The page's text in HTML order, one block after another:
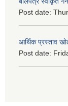
Post date:
आर्थिक प्रस्ताव
Post date: